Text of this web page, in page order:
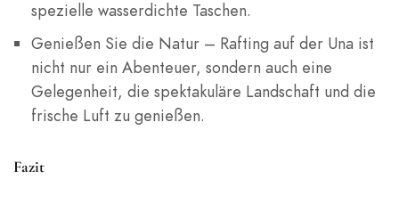
spezielle wasserdichte Taschen.
Genießen Sie die Natur – Rafting auf der Una ist
nicht nur ein Abenteuer, sondern auch eine
Gelegenheit, die spektakuläre Landschaft und die
frische Luft zu genießen.
Fazit